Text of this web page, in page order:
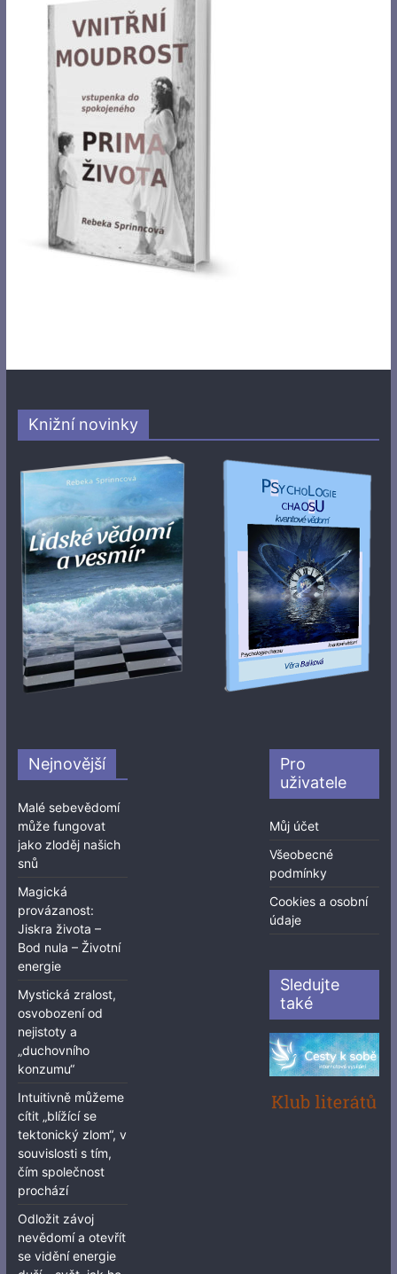
Knižní novinky
Nejnovější
Malé sebevědomí
může fungovat
jako zloděj našich
snů
Magická
provázanost:
Jiskra života –
Bod nula – Životní
energie
Mystická zralost,
osvobození od
nejistoty a
„duchovního
konzumu“
Intuitivně můžeme
cítit „blížící se
tektonický zlom“, v
souvislosti s tím,
čím společnost
prochází
Odložit závoj
nevědomí a otevřít
se vidění energie
Pro
uživatele
Můj účet
Všeobecné
podmínky
Cookies a osobní
údaje
Sledujte
také